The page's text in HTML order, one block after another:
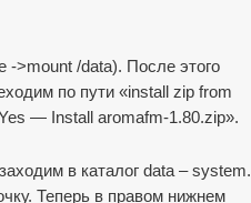
->mount /data). После этого
по пути «install zip from
— Install aromafm-1.80.zip».
в каталог data – system.
Теперь в правом нижнем